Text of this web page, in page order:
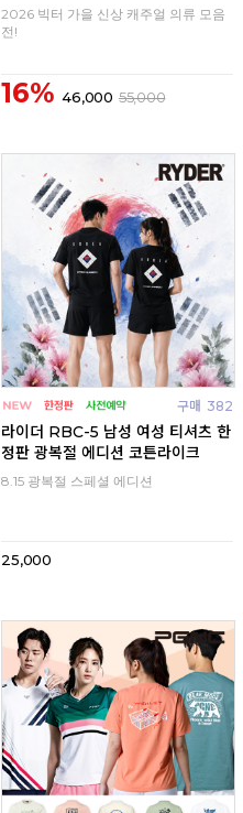
2026 빅터 가을 신상 캐주얼 의류 모음
전!
16% 46,000 55,000
구매 382
라이더 RBC-5 남성 여성 티셔츠 한
정판 광복절 에디션 코튼라이크
8.15 광복절 스페셜 에디션
25,000